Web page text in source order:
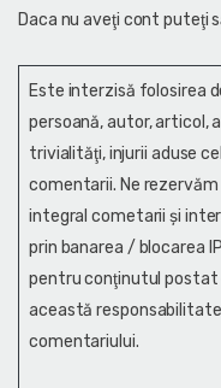
Daca nu aveţi cont puteţi
Este interzisă folosirea
persoană, autor, articol,
trivialităţi, injurii aduse
comentarii. Ne
integral cometarii și
prin banarea / blocarea
pentru conţinutul postat
această
comentariului.